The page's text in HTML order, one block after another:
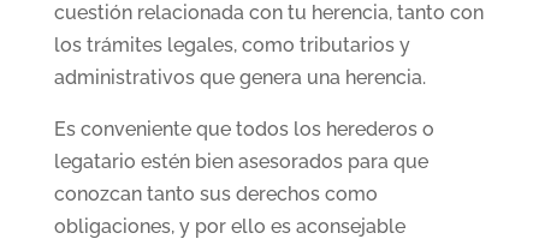
cuestión relacionada con tu herencia, tanto con
los trámites legales, como tributarios y
administrativos que genera una herencia.
Es conveniente que todos los herederos o
legatario estén bien asesorados para que
conozcan tanto sus derechos como
obligaciones, y por ello es aconsejable